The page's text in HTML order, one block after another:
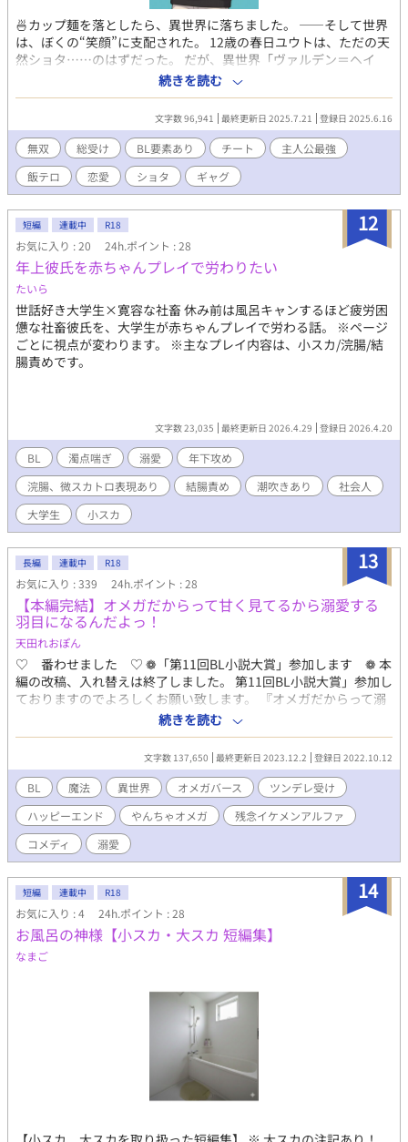
🍜カップ麺を落としたら、異世界に落ちました。 ――そして世界
は、ぼくの“笑顔”に支配された。 12歳の春日ユウトは、ただの天
然ショタ……のはずだった。 だが、異世界「ヴァルデン＝ヘイ
ム」に転移した瞬間からすべてが狂い始める。 「なんでこの世
界、こんなに料理まずいの!?」 「お風呂、ないの!? トイレ……っ
てそれ土!?」 「えっ、またプロポーズされてる!? ごはん作っただ
けなのに!?」 料理チート、知識チート、内政チート、商品開発チ
ート、 さらに無意識で城を吹き飛ばす戦闘チートまで備えた“最
小最強の天使”。 だが―― ユウト本人は、恋にも無双にも、まっ
たく気づいていない。 モテ地獄、信者国家化、世界規模のユウト
争奪戦…… 全方位からの“愛”を全力でスルーする少年が、異世界
を今日も笑顔でかきまわす！
続きを読む
文字数 96,941 最終更新日 2025.7.21 登録日 2025.6.16
無双 総受け BL要素あり チート
主人公最強
飯テロ
恋愛 ショタ ギャグ
12
短編 連載中 R18
お気に入り : 20 24h.ポイント : 28
年上彼氏を赤ちゃんプレイで労わりたい
たいら
世話好き大学生×寛容な社畜 休み前は風呂キャンするほど疲労困
憊な社畜彼氏を、大学生が赤ちゃんプレイで労わる話。 ※ページ
ごとに視点が変わります。 ※主なプレイ内容は、小スカ/浣腸/結
腸責めです。
文字数 23,035 最終更新日 2026.4.29 登録日 2026.4.20
BL 濁点喘ぎ 溺愛
年下攻め
浣腸、微スカトロ表現あり
結腸責め 潮吹きあり
社会人
大学生
小スカ
13
長編 連載中 R18
お気に入り : 339 24h.ポイント : 28
【本編完結】オメガだからって甘く見てるから溺愛する
羽目になるんだよっ！
天田れおぽん
♡ 番わせました ♡ ❁「第11回BL小説大賞」参加します ❁ 本
編の改稿、入れ替えは終了しました。 第11回BL小説大賞」参加し
ておりますのでよろしくお願い致します。 『オメガだからって溺
愛したわけじゃないんだよっ』の第二話が変な位置にありました
ので修正しました。 m(_ _)m ☆…☆…☆…☆…☆…
☆…☆…☆…☆…☆…☆…☆…☆…☆…☆…☆ 結婚って、こん
なもんだっけ？ ご機嫌で風呂から上がってきたオレはドアを開
けて驚いた。 素っ裸の知らない男がベッドの上にいたからだ。
「やあ。はじめまして。わたしが今日からキミの夫になるルノワ
ールだ」 「あっ、ああ。オレはミカエルだ」 「さぁミカエル。初
夜を始めようか」 「……はぁ？ 白い結婚じゃなかったのかよ」
「何を言ってるんだキミは。オメガにヤる以外の価値などない」
ふたりの物語 ――――。 ♪ ――――――――――――――
♪ 登場人物 ミカエル・ランバート伯爵家子息（18
歳） オメガ男子 魔道具作りの天才 魔力も高い 薄茶の髪と瞳
色気のある小悪魔系 オメガとしては大きい身長178センチ ルノワ
ール・シェリング侯爵（22歳） アルファ男子 剣術が得意 銀髪青
センチ 能力は高いが、女っぽい見た目で損している ※ ゆるゆる
設定です ・なんちゃってオメガバース ・異世界なんで魔法使える
・オメガが無双する ・アルファは残念カワイイ（予定） ・保険的
続きを読む
文字数 137,650 最終更新日 2023.12.2 登録日 2022.10.12
BL 魔法 異世界 オメガバース
ツンデレ受け
ハッピーエンド
やんちゃオメガ
残念イケメンアルファ
コメディ
溺愛
14
短編 連載中 R18
お気に入り : 4 24h.ポイント : 28
お風呂の神様【小スカ・大スカ 短編集】
なまご